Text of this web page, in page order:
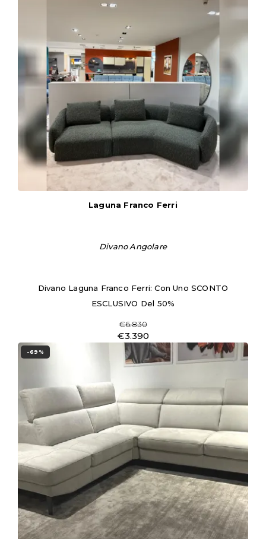
Laguna Franco Ferri
Divano Angolare
Divano Laguna Franco Ferri: Con Uno SCONTO
ESCLUSIVO Del 50%
€6.830
€3.390
-69%